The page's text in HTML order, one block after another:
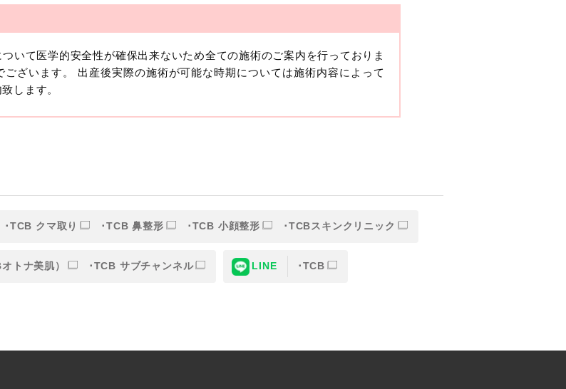
」とは、生存する個人に関する情報であって、当該情報に含まれる氏名、
識別できるもの又は個人識別符号（個人情報保護委員会の政令に準じま
までは特定の個人を識別できない情報もありますが、他の情報と組み合わ
達成するために取得する情報には、次のものが含まれます（以下①ないし
号
る情報
いて医学的安全性が確保出来ないため全ての施術のご案内を行っておりま
ざいます。 出産後実際の施術が可能な時期については施術内容によって
します。
TCB クマ取り TCB 鼻整形 TCB 小顔整形 TCBスキンクリニック
トナ美肌） TCB サブチャンネル LINE TCB